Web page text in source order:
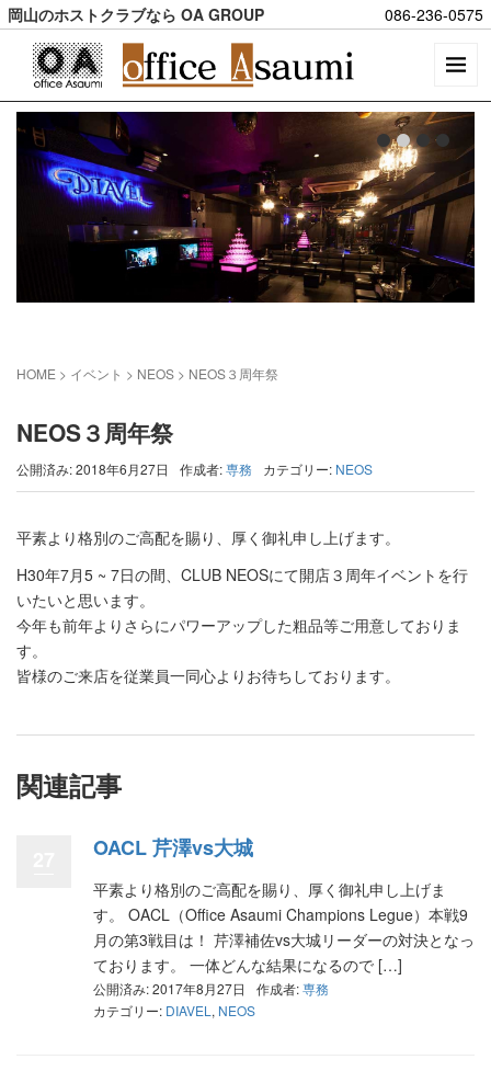
岡山のホストクラブなら OA GROUP 086-236-0575
HOME > イベント > NEOS > NEOS３周年祭
NEOS３周年祭
公開済み: 2018年6月27日 作成者:専務 カテゴリー: NEOS
平素より格別のご高配を賜り、厚く御礼申し上げます。
H30年7月5 ~ 7日の間、CLUB NEOSにて開店３周年イベントを行
いたいと思います。
今年も前年よりさらにパワーアップした粗品等ご用意しておりま
す。
皆様のご来店を従業員一同心よりお待ちしております。
関連記事
OACL 芹澤vs大城
平素より格別のご高配を賜り、厚く御礼申し上げま
す。 OACL（Office Asaumi Champions Legue）本戦9
月の第3戦目は！ 芹澤補佐vs大城リーダーの対決となっ
ております。 一体どんな結果になるので […]
公開済み: 2017年8月27日 作成者:専務
カテゴリー: DIAVEL , NEOS